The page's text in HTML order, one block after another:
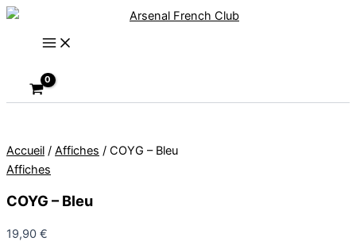
Aller
Rechercher
Accueil / Affiches / COYG – Bleu
Affiches
COYG – Bleu
19,90 €